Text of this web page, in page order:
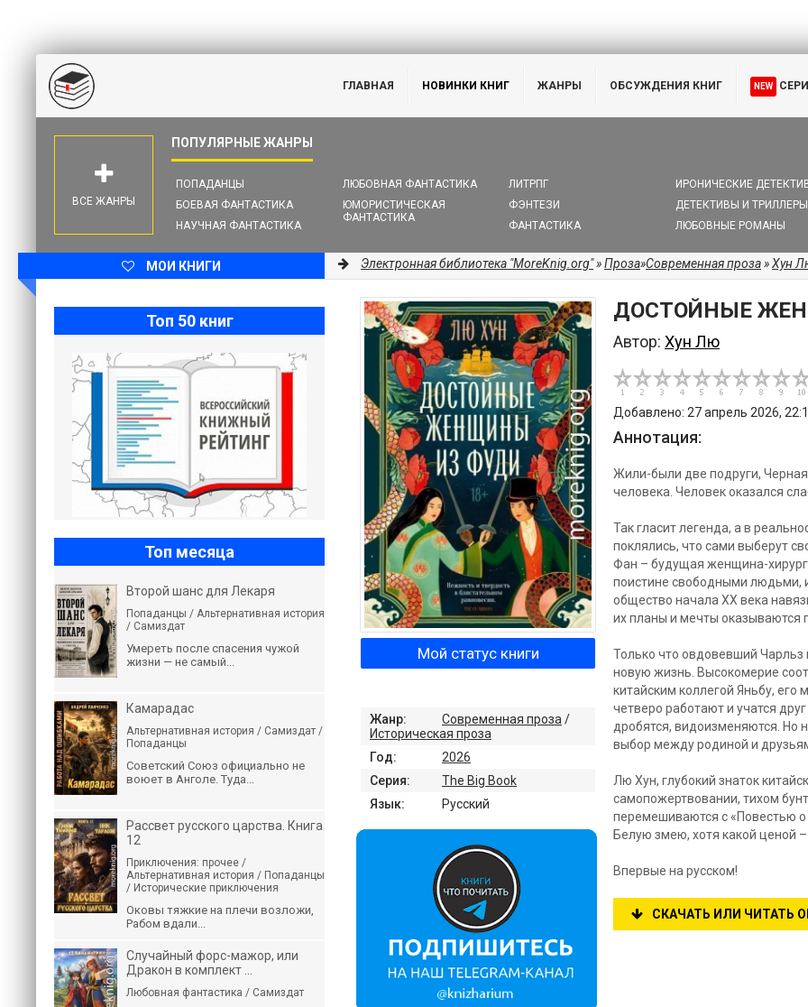
ГЛАВНАЯ НОВИНКИ КНИГ ЖАНРЫ ОБСУЖДЕНИЯ КНИГ NEW
ПОПАДАНЦЫ
БОЕВАЯ ФАНТАСТИКА
НАУЧНАЯ ФАНТАСТИКА
ЛЮБОВНАЯ ФАНТАСТИКА
ЮМОРИСТИЧЕСКАЯ
ФАНТАСТИКА
ЛИТРПГ
ФЭНТЕЗИ
ФАНТАСТИКА
ИРОНИЧЕСКИЕ
ДЕТЕКТИВЫ И ТРИЛЛЕРЫ
ЛЮБОВНЫЕ РОМАНЫ
ВСЕ ЖАНРЫ
МОИ КНИГИ Электронная библиотека "MoreKnig.org"»Проза»Современная проза»Хун
ДОСТОЙНЫЕ
Автор: Хун Лю
Добавлено: 27 апрель 2026,
Аннотация:
Жили-были две подруги,
человека. Человек оказался
Так гласит легенда, а в
поклялись, что сами выберут
Фан – будущая женщина-
поистине свободными людьми,
общество начала ХХ века
их планы и мечты оказываются
Только что овдовевший Чарльз
новую жизнь. Высокомерие
китайским коллегой Яньбу,
четверо работают и учатся
дробятся, видоизменяются. Но
выбор между родиной и
Лю Хун, глубокий знаток
самопожертвовании, тихом
перемешиваются с «Повестью о
Белую змею, хотя какой ценой
Впервые на русском!
СКАЧАТЬ ИЛИ ЧИТАТЬ
Мой статус книги
Жанр: Современная проза/
Историческая проза
Год:
2026
Серия:
The Big Book
Язык:
Русский
Топ 50 книг
Топ месяца
Второй шанс для Лекаря
Попаданцы / Альтернативная история
/ Самиздат
Умереть после спасения чужой
жизни — не самый...
Камарадас
Альтернативная история / Самиздат /
Попаданцы
Советский Союз официально не
воюет в Анголе. Туда...
Рассвет русского царства. Книга
12
Приключения: прочее /
Альтернативная история / Попаданцы
/ Исторические приключения
Оковы тяжкие на плечи возложи,
Рабом вдали...
Случайный форс-мажор, или
Дракон в комплект ...
Любовная фантастика / Самиздат